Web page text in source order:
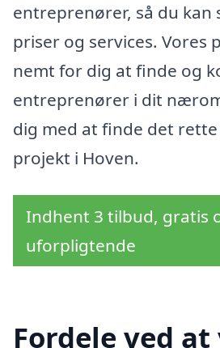
entreprenører, så du kan
priser og services. Vores
nemt for dig at finde og
entreprenører i dit
dig med at finde det
projekt i Hoven.
Indhent 3 tilbud, gratis
uforpligtende
Fordele ved